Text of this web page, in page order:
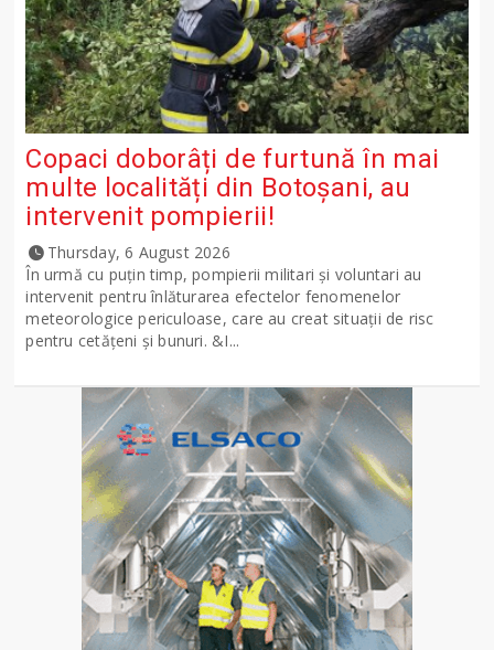
Copaci doborâți de furtună în mai
multe localități din Botoșani, au
intervenit pompierii!
Thursday, 6 August 2026
În urmă cu puțin timp, pompierii militari și voluntari au
intervenit pentru înlăturarea efectelor fenomenelor
meteorologice periculoase, care au creat situații de risc
pentru cetățeni și bunuri. &I...